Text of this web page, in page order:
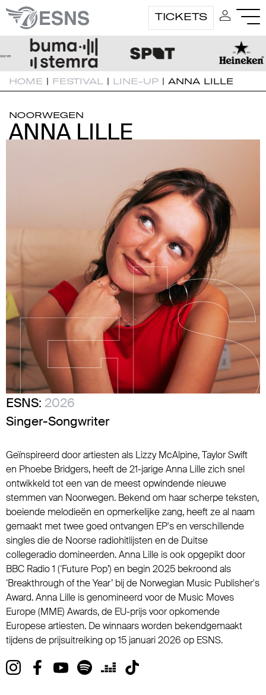
TICKETS
HOME | FESTIVAL | LINE-UP | ANNA LILLE
NOORWEGEN
ANNA LILLE
ANNA LILLE
ESNS: 2026
Singer-Songwriter
Geïnspireerd door artiesten als Lizzy McAlpine, Taylor Swift
en Phoebe Bridgers, heeft de 21-jarige Anna Lille zich snel
ontwikkeld tot een van de meest opwindende nieuwe
stemmen van Noorwegen. Bekend om haar scherpe teksten,
boeiende melodieën en opmerkelijke zang, heeft ze al naam
gemaakt met twee goed ontvangen EP's en verschillende
singles die de Noorse radiohitlijsten en de Duitse
collegeradio domineerden. Anna Lille is ook opgepikt door
BBC Radio 1 (‘Future Pop’) en begin 2025 bekroond als
‘Breakthrough of the Year’ bij de Norwegian Music Publisher's
Award. Anna Lille is genomineerd voor de Music Moves
Europe (MME) Awards, de EU-prijs voor opkomende
Europese artiesten. De winnaars worden bekendgemaakt
tijdens de prijsuitreiking op 15 januari 2026 op ESNS.